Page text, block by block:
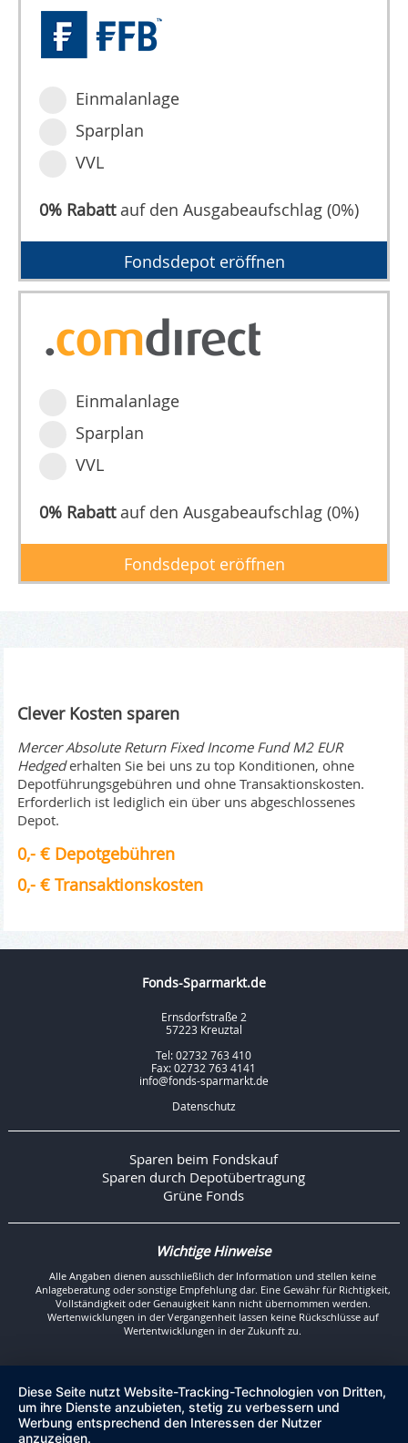
Einmalanlage
Sparplan
VVL
0% Rabattauf den Ausgabeaufschlag (0%)
Fondsdepot eröffnen
Einmalanlage
Sparplan
VVL
0% Rabattauf den Ausgabeaufschlag (0%)
Fondsdepot eröffnen
Clever Kosten sparen
Mercer Absolute Return Fixed Income Fund M2 EUR
Hedgederhalten Sie bei uns zu top Konditionen, ohne
Depotführungsgebühren und ohne Transaktionskosten.
Erforderlich ist lediglich ein über uns abgeschlossenes
Depot.
0,- € Depotgebühren
0,- € Transaktionskosten
Fonds-Sparmarkt.de
Ernsdorfstraße 2
57223 Kreuztal
Tel: 02732 763 410
Fax: 02732 763 4141
info@fonds-sparmarkt.de
Datenschutz
Sparen beim Fondskauf
Sparen durch Depotübertragung
Grüne Fonds
Wichtige Hinweise
Alle Angaben dienen ausschließlich der Information und stellen keine
Anlageberatung oder sonstige Empfehlung dar. Eine Gewähr für Richtigkeit,
Vollständigkeit oder Genauigkeit kann nicht übernommen werden.
Wertenwicklungen in der Vergangenheit lassen keine Rückschlüsse auf
Wertentwicklungen in der Zukunft zu.
Diese Seite nutzt Website-Tracking-Technologien von Dritten,
um ihre Dienste anzubieten, stetig zu verbessern und
Werbung entsprechend den Interessen der Nutzer
anzuzeigen.